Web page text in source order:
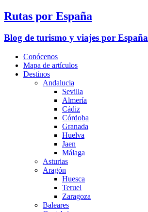
Rutas por España
Blog de turismo y viajes por España
Conócenos
Mapa de artículos
Destinos
Andalucia
Sevilla
Almería
Cádiz
Córdoba
Granada
Huelva
Jaen
Málaga
Asturias
Aragón
Huesca
Teruel
Zaragoza
Baleares